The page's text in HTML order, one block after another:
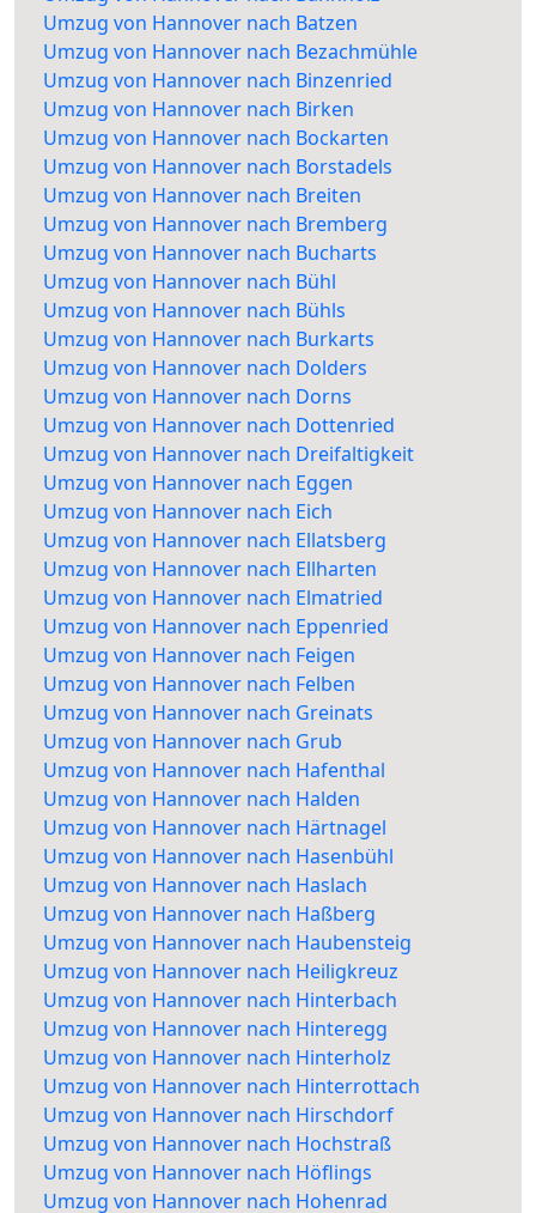
Umzug von Hannover nach Batzen
Umzug von Hannover nach Bezachmühle
Umzug von Hannover nach Binzenried
Umzug von Hannover nach Birken
Umzug von Hannover nach Bockarten
Umzug von Hannover nach Borstadels
Umzug von Hannover nach Breiten
Umzug von Hannover nach Bremberg
Umzug von Hannover nach Bucharts
Umzug von Hannover nach Bühl
Umzug von Hannover nach Bühls
Umzug von Hannover nach Burkarts
Umzug von Hannover nach Dolders
Umzug von Hannover nach Dorns
Umzug von Hannover nach Dottenried
Umzug von Hannover nach Dreifaltigkeit
Umzug von Hannover nach Eggen
Umzug von Hannover nach Eich
Umzug von Hannover nach Ellatsberg
Umzug von Hannover nach Ellharten
Umzug von Hannover nach Elmatried
Umzug von Hannover nach Eppenried
Umzug von Hannover nach Feigen
Umzug von Hannover nach Felben
Umzug von Hannover nach Greinats
Umzug von Hannover nach Grub
Umzug von Hannover nach Hafenthal
Umzug von Hannover nach Halden
Umzug von Hannover nach Härtnagel
Umzug von Hannover nach Hasenbühl
Umzug von Hannover nach Haslach
Umzug von Hannover nach Haßberg
Umzug von Hannover nach Haubensteig
Umzug von Hannover nach Heiligkreuz
Umzug von Hannover nach Hinterbach
Umzug von Hannover nach Hinteregg
Umzug von Hannover nach Hinterholz
Umzug von Hannover nach Hinterrottach
Umzug von Hannover nach Hirschdorf
Umzug von Hannover nach Hochstraß
Umzug von Hannover nach Höflings
Umzug von Hannover nach Hohenrad